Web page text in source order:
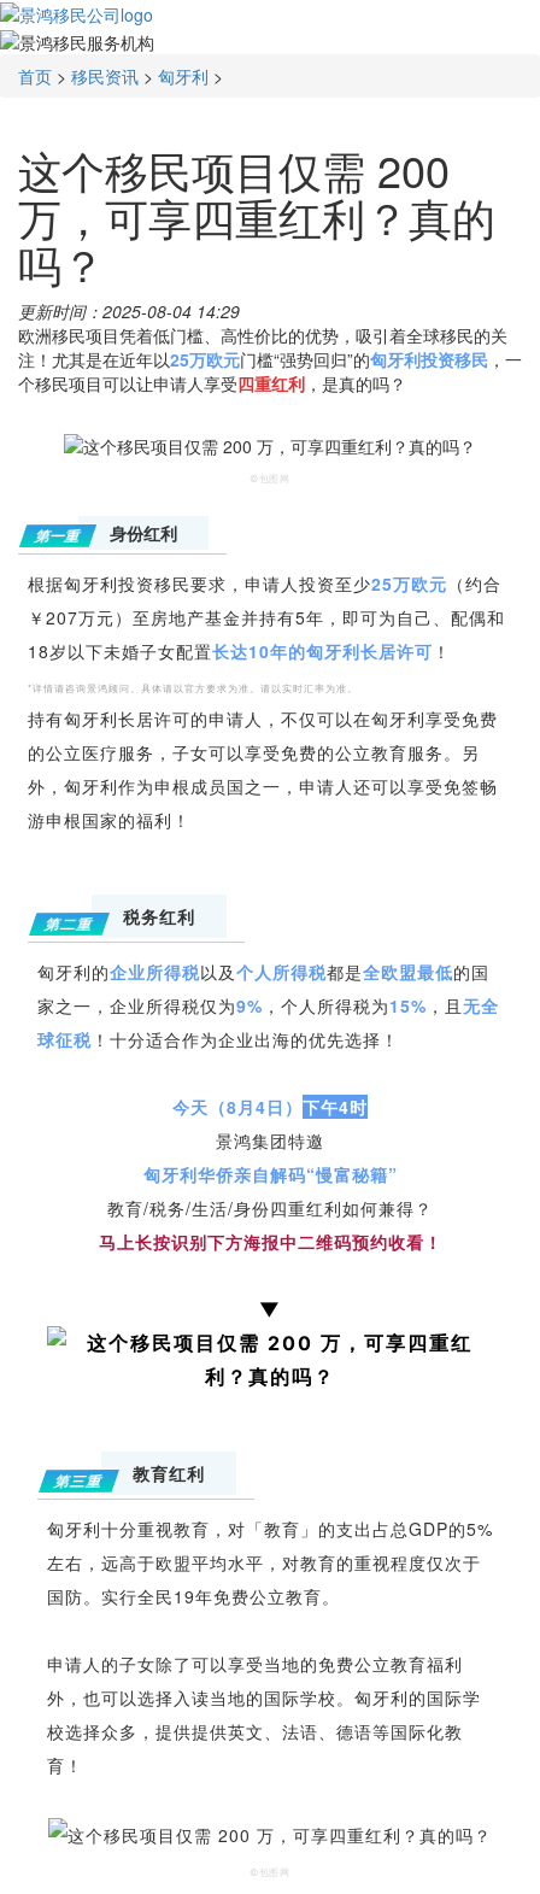
首页 > 移民资讯 > 匈牙利 >
这个移民项目仅需 200
万，可享四重红利？真的
吗？
更新时间：2025-08-04 14:29
欧洲移民项目凭着低门槛、高性价比的优势，吸引着全球移民的关
注！尤其是在近年以25万欧元门槛“强势回归”的匈牙利投资移民 ，一
个移民项目可以让申请人享受四重红利 ，是真的吗？
©包图网
第一重 身份红利
根据匈牙利投资移民要求，申请人投资至少25万欧元 （约合
￥207万元） 至房地产基金并持有5年，即可为自己、配偶和
18岁以下未婚子女配置长达10年的匈牙利长居许可 ！
*详情请咨询景鸿顾问。具体请以官方要求为准。请以实时汇率为准。
持有匈牙利长居许可的申请人，不仅可以在匈牙利享受免费
的公立医疗服务，子女可以享受免费的公立教育服务。另
外，匈牙利作为申根成员国之一，申请人还可以享受免签畅
游申根国家的福利！
第二重 税务红利
匈牙利的企业所得税以及个人所得税都是全欧盟最低的国
家之一，企业所得税仅为9% ，个人所得税为15% ，且 无全
球征税 ！十分适合作为企业出海的优先选择！
今天（8月4日） 下午4时
景鸿集团特邀
匈牙利华侨亲自解码“慢富秘籍”
教育/税务/生活/身份四重红利如何兼得？
马上长按识别下方海报中二维码预约收看！
▼
第三重 教育红利
匈牙利十分重视教育，对「教育」的支出占总GDP的5%
左右，远高于欧盟平均水平，对教育的重视程度仅次于
国防。实行全民19年免费公立教育。
申请人的子女除了可以享受当地的免费公立教育福利
外，也可以选择入读当地的国际学校。匈牙利的国际学
校选择众多，提供提供英文、法语、德语等国际化教
育！
©包图网